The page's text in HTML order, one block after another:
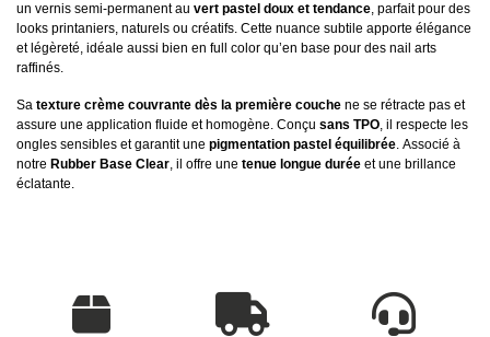
un vernis semi-permanent au vert pastel doux et tendance, parfait pour des
looks printaniers, naturels ou créatifs. Cette nuance subtile apporte élégance
et légèreté, idéale aussi bien en full color qu’en base pour des nail arts
raffinés.
Sa texture crème couvrante dès la première couche ne se rétracte pas et
assure une application fluide et homogène. Conçu sans TPO, il respecte les
ongles sensibles et garantit une pigmentation pastel équilibrée. Associé à
notre Rubber Base Clear, il offre une tenue longue durée et une brillance
éclatante.